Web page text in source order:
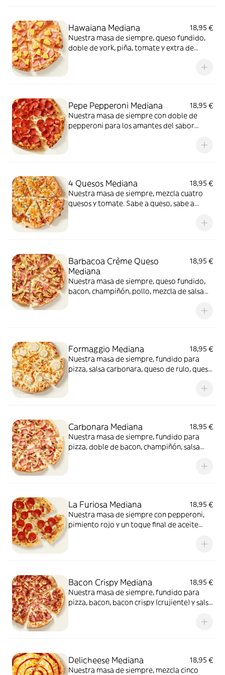
Hawaiana Mediana
18,95 €
Nuestra masa de siempre, queso fundido,
doble de york, piña, tomate y extra de
Pepe Pepperoni Mediana
18,95 €
Nuestra masa de siempre con doble de
pepperoni para los amantes del sabor
4 Quesos Mediana
18,95 €
Nuestra masa de siempre, mezcla cuatro
quesos y tomate. Sabe a queso, sabe a
Barbacoa Crème Queso
Mediana
18,95 €
Nuestra masa de siempre, queso fundido,
bacon, champiñón, pollo, mezcla de salsa
Formaggio Mediana
18,95 €
Nuestra masa de siempre, fundido para
pizza, salsa carbonara, queso de rulo, queso
cheddar, gouda, emmental , mozzarella y
Carbonara Mediana
18,95 €
Nuestra masa de siempre, fundido para
pizza, doble de bacon, champiñón, salsa
La Furiosa Mediana
18,95 €
Nuestra masa de siempre con pepperoni,
pimiento rojo y un toque final de aceite
Bacon Crispy Mediana
18,95 €
Nuestra masa de siempre, fundido para
pizza, bacon, bacon crispy (crujiente) y salsa
Delicheese Mediana
18,95 €
Nuestra masa de siempre, mezcla cinco